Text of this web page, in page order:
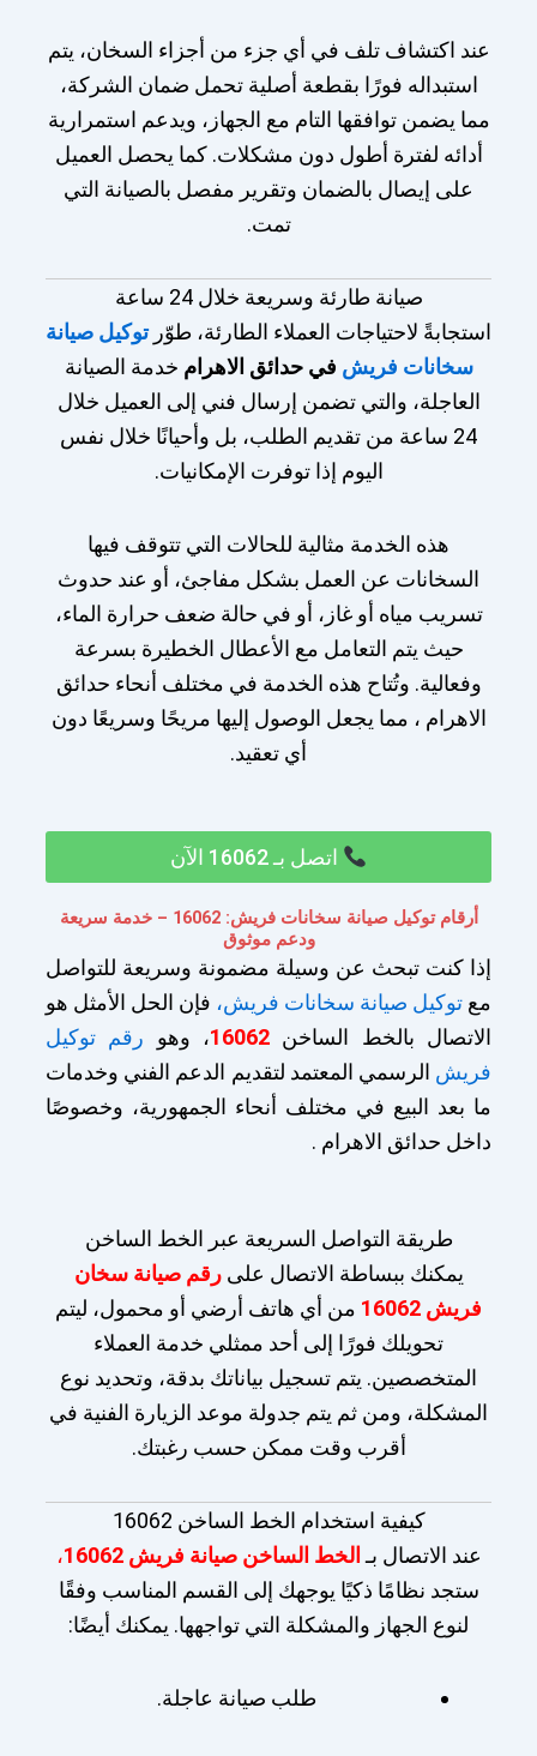
عند اكتشاف تلف في أي جزء من أجزاء السخان، يتم
استبداله فورًا بقطعة أصلية تحمل ضمان الشركة،
مما يضمن توافقها التام مع الجهاز، ويدعم استمرارية
أدائه لفترة أطول دون مشكلات. كما يحصل العميل
على إيصال بالضمان وتقرير مفصل بالصيانة التي
تمت.
صيانة طارئة وسريعة خلال 24 ساعة
استجابةً لاحتياجات العملاء الطارئة، طوّرتوكيل صيانة
سخانات فريش في حدائق الاهرام خدمة الصيانة
العاجلة، والتي تضمن إرسال فني إلى العميل خلال
24 ساعة من تقديم الطلب، بل وأحيانًا خلال نفس
اليوم إذا توفرت الإمكانيات.
هذه الخدمة مثالية للحالات التي تتوقف فيها
السخانات عن العمل بشكل مفاجئ، أو عند حدوث
تسريب مياه أو غاز، أو في حالة ضعف حرارة الماء،
حيث يتم التعامل مع الأعطال الخطيرة بسرعة
وفعالية. وتُتاح هذه الخدمة في مختلف أنحاء حدائق
الاهرام ، مما يجعل الوصول إليها مريحًا وسريعًا دون
أي تعقيد.
اتصل بـ 16062 الآن
أرقام توكيل صيانة سخانات فريش: 16062 – خدمة سريعة
ودعم موثوق
إذا كنت تبحث عن وسيلة مضمونة وسريعة للتواصل
مع توكيل صيانة سخانات فريش، فإن الحل الأمثل هو
الاتصال بالخط الساخن 16062، وهو رقم توكيل
فريش الرسمي المعتمد لتقديم الدعم الفني وخدمات
ما بعد البيع في مختلف أنحاء الجمهورية، وخصوصًا
داخل حدائق الاهرام .
طريقة التواصل السريعة عبر الخط الساخن
يمكنك ببساطة الاتصال علىرقم صيانة سخان
فريش 16062
من أي هاتف أرضي أو محمول، ليتم
تحويلك فورًا إلى أحد ممثلي خدمة العملاء
المتخصصين. يتم تسجيل بياناتك بدقة، وتحديد نوع
المشكلة، ومن ثم يتم جدولة موعد الزيارة الفنية في
أقرب وقت ممكن حسب رغبتك.
كيفية استخدام الخط الساخن 16062
عند الاتصال بـ الخط الساخن صيانة فريش 16062
،
ستجد نظامًا ذكيًا يوجهك إلى القسم المناسب وفقًا
لنوع الجهاز والمشكلة التي تواجهها. يمكنك أيضًا:
طلب صيانة عاجلة.